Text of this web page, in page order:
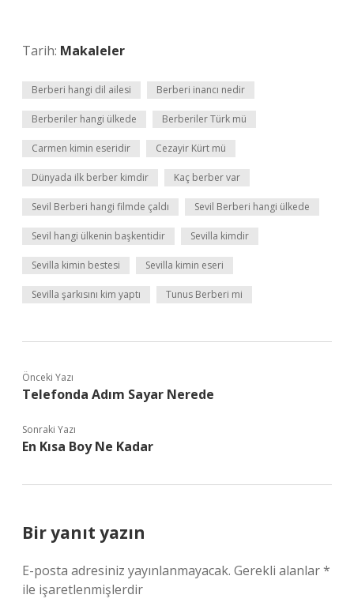
Tarih: Makaleler
Berberi hangi dil ailesi Berberi inancı nedir
Berberiler hangi ülkede Berberiler Türk mü
Carmen kimin eseridir Cezayir Kürt mü
Dünyada ilk berber kimdir Kaç berber var
Sevil Berberi hangi filmde çaldı Sevil Berberi hangi ülkede
Sevil hangi ülkenin başkentidir Sevilla kimdir
Sevilla kimin bestesi Sevilla kimin eseri
Sevilla şarkısını kim yaptı Tunus Berberi mi
Önceki Yazı
Telefonda Adım Sayar Nerede
Sonraki Yazı
En Kısa Boy Ne Kadar
Bir yanıt yazın
E-posta adresiniz yayınlanmayacak. Gerekli alanlar*
ile işaretlenmişlerdir